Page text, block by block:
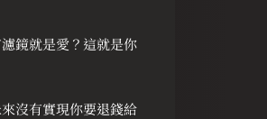
鏡就是愛？這就是你
沒有實現你要退錢給